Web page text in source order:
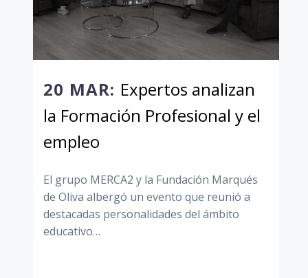
20 MAR: Expertos analizan
la Formación Profesional y el
empleo
El grupo MERCA2 y la Fundación Marqués
de Oliva albergó un evento que reunió a
destacadas personalidades del ámbito
educativo…